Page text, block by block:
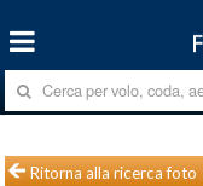
Ritorna alla ricerca foto